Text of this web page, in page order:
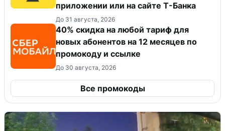
приложении или на сайте Т-Банка
До 31 августа, 2026
40% скидка на любой тариф для
новых абонентов на 12 месяцев по
промокоду и ссылке
До 30 августа, 2026
Все промокоды